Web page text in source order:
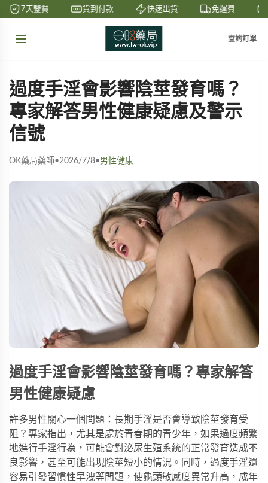
7天鑒賞 貨到付款 快速出貨 免運費
查詢訂單
過度手淫會影響陰莖發育嗎？
專家解答男性健康疑慮及警示
信號
OK藥局藥師•2026/7/8•男性健康
過度手淫會影響陰莖發育嗎？專家解答
男性健康疑慮
許多男性關心一個問題：長期手淫是否會導致陰莖發育受
阻？專家指出，尤其是處於青春期的青少年，如果過度頻繁
地進行手淫行為，可能會對泌尿生殖系統的正常發育造成不
良影響，甚至可能出現陰莖短小的情況。同時，過度手淫還
容易引發習慣性早洩等問題，使龜頭敏感度異常升高，成年